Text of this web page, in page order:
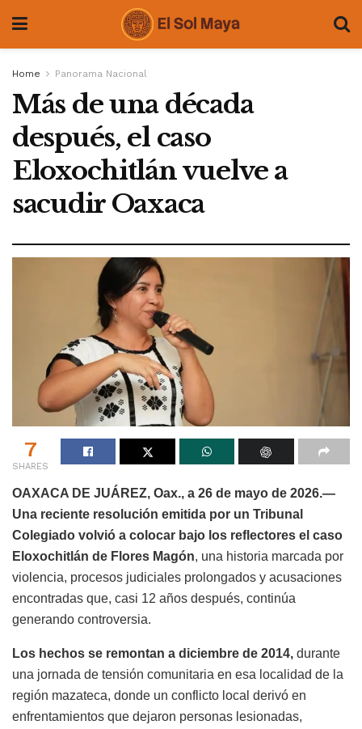
Home Panorama Nacional
Más de una década
después, el caso
Eloxochitlán vuelve a
sacudir Oaxaca
7
SHARES
OAXACA DE JUÁREZ, Oax., a 26 de mayo de 2026.—
Una reciente resolución emitida por un Tribunal
Colegiado volvió a colocar bajo los reflectores el caso
Eloxochitlán de Flores Magón, una historia marcada por
violencia, procesos judiciales prolongados y acusaciones
encontradas que, casi 12 años después, continúa
generando controversia.
Los hechos se remontan a diciembre de 2014, durante
una jornada de tensión comunitaria en esa localidad de la
región mazateca, donde un conflicto local derivó en
enfrentamientos que dejaron personas lesionadas,